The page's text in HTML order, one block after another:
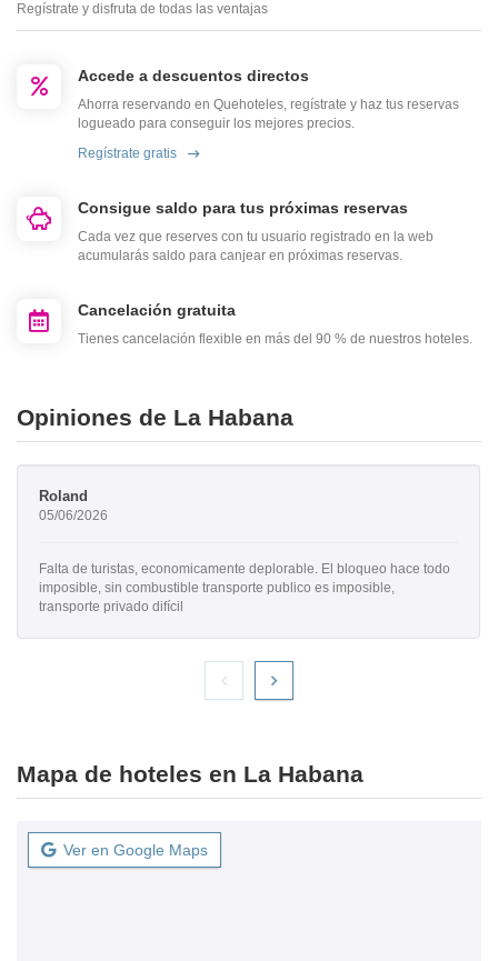
Regístrate y disfruta de todas las ventajas
Accede a descuentos directos
Ahorra reservando en Quehoteles, regístrate y haz tus reservas
logueado para conseguir los mejores precios.
Regístrate gratis
Consigue saldo para tus próximas reservas
Cada vez que reserves con tu usuario registrado en la web
acumularás saldo para canjear en próximas reservas.
Cancelación gratuita
Tienes cancelación flexible en más del 90 % de nuestros hoteles.
Opiniones de La Habana
Roland
05/06/2026
Falta de turistas, economicamente deplorable. El bloqueo hace todo
imposible, sin combustible transporte publico es imposible,
transporte privado difícil
Mapa de hoteles en La Habana
Ver en Google Maps